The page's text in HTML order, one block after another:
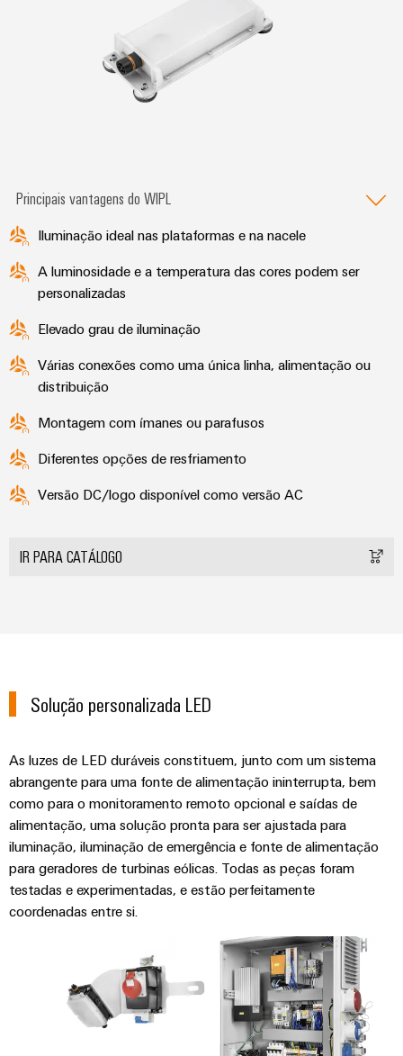
Principais vantagens do WIPL
Iluminação ideal nas plataformas e na nacele
A luminosidade e a temperatura das cores podem ser
personalizadas
Elevado grau de iluminação
Várias conexões como uma única linha, alimentação ou
distribuição
Montagem com ímanes ou parafusos
Diferentes opções de resfriamento
Versão DC/logo disponível como versão AC
IR PARA CATÁLOGO
Solução personalizada LED
As luzes de LED duráveis constituem, junto com um sistema
abrangente para uma fonte de alimentação ininterrupta, bem
como para o monitoramento remoto opcional e saídas de
alimentação, uma solução pronta para ser ajustada para
iluminação, iluminação de emergência e fonte de alimentação
para geradores de turbinas eólicas. Todas as peças foram
testadas e experimentadas, e estão perfeitamente
coordenadas entre si.